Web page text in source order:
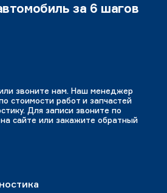
за 6 шагов
звоните нам. Наш менеджер
стоимости работ и запчастей
Для записи звоните по
сайте или закажите обратный